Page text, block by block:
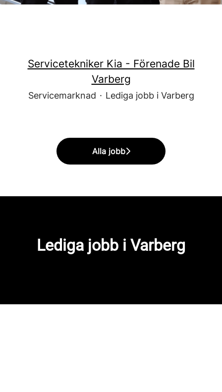
Servicetekniker Kia - Förenade Bil
Varberg
Servicemarknad · Lediga jobb i Varberg
Alla jobb
Lediga jobb i Varberg